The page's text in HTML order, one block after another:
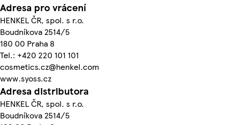
Adresa pro vrácení
HENKEL ČR, spol. s r.o.
Boudníkova 2514/5
180 00 Praha 8
Tel.: +420 220 101 101
cosmetics.cz@henkel.com
www.syoss.cz
Adresa distributora
HENKEL ČR, spol. s r.o.
Boudníkova 2514/5